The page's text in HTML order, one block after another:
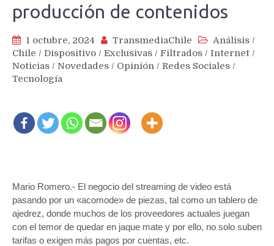
producción de contenidos
1 octubre, 2024 TransmediaChile Análisis /
Chile / Dispositivo / Exclusivas / Filtrados / Internet /
Noticias / Novedades / Opinión / Redes Sociales /
Tecnología
Mario Romero.- El negocio del streaming de video está
pasando por un «acomode» de piezas, tal como un tablero de
ajedrez, donde muchos de los proveedores actuales juegan
con el temor de quedar en jaque mate y por ello, no solo suben
tarifas o exigen más pagos por cuentas, etc.